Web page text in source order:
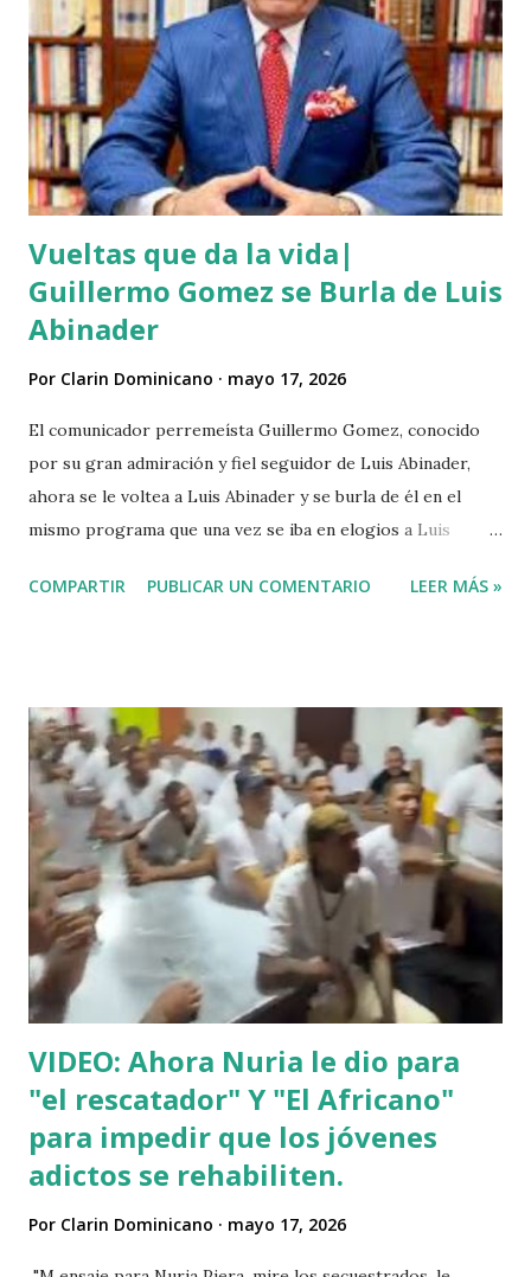
eso le pidió el dinero prestado. Las versiones de los
comunitarios indican que el asesino tenía su ropa empapada
de sangre y que éste se bañó y de dejó las ropas
ensangrentada tirada en el lugar donde vivía, luego empredi
ó la huida. Éste es solo uno de múltiples asesinatos
cometidos por haiti...
Vueltas que da la vida|
Guillermo Gomez se Burla de Luis
Abinader
Por Clarin Dominicano mayo 17, 2026
El comunicador perremeísta Guillermo Gomez, conocido
por su gran admiración y fiel seguidor de Luis Abinader,
ahora se le voltea a Luis Abinader y se burla de él en el
mismo programa que una vez se iba en elogios a Luis
COMPARTIR PUBLICAR UN COMENTARIO LEER MÁS »
VIDEO: Ahora Nuria le dio para
"el rescatador" Y "El Africano"
para impedir que los jóvenes
adictos se rehabiliten.
Por Clarin Dominicano mayo 17, 2026